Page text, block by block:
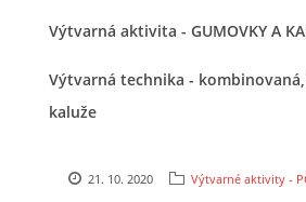
CO BY MĚLO DÍTĚ ZVLÁDNOUT PŘED
Výtvarná aktivita - GUMOVKY A
Výtvarná technika -
kaluže
21. 10. 2020 Výtvarné aktivity -